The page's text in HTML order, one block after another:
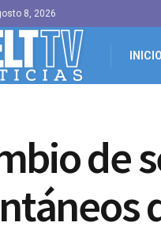
8, 2026
INICIO
de